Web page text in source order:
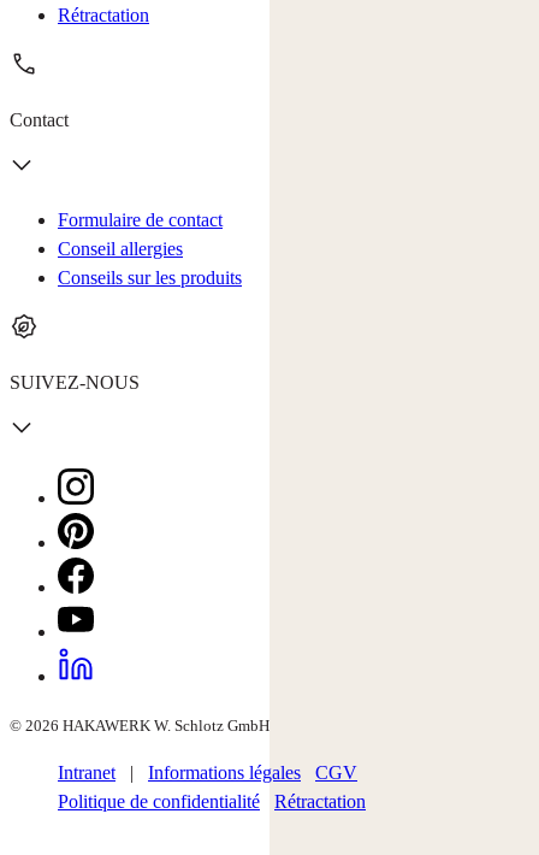
Rétractation
Contact
Formulaire de contact
Conseil allergies
Conseils sur les produits
SUIVEZ-NOUS
© 2026 HAKAWERK W. Schlotz GmbH
Intranet | Informations légales
CGV
Politique de confidentialité
Rétractation